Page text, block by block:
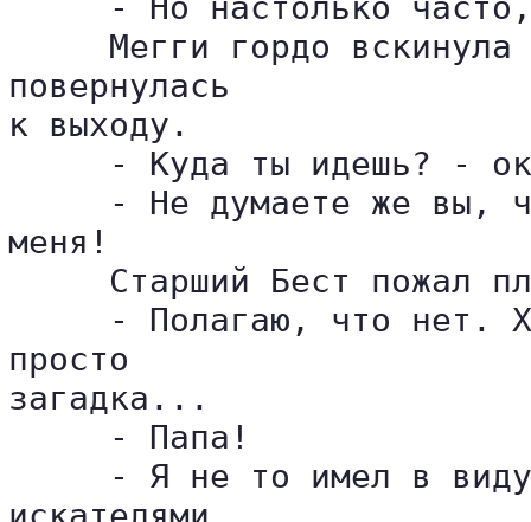
Мегги гордо
повернулась
к выходу.
- Куда ты идешь? -
- Не думаете же вы,
меня!
Старший Бест пожал
- Полагаю, что нет.
просто
загадка...
     - Папа!
- Я не то имел в